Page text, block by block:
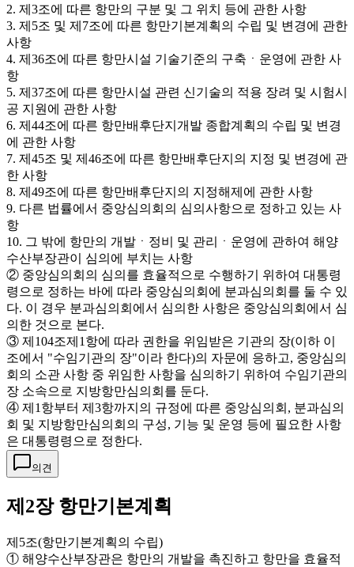
2. 제3조에 따른 항만의 구분 및 그 위치 등에 관한 사항
3. 제5조 및 제7조에 따른 항만기본계획의 수립 및 변경에 관한
사항
4. 제36조에 따른 항만시설 기술기준의 구축ㆍ운영에 관한 사
항
5. 제37조에 따른 항만시설 관련 신기술의 적용 장려 및 시험시
공 지원에 관한 사항
6. 제44조에 따른 항만배후단지개발 종합계획의 수립 및 변경
에 관한 사항
7. 제45조 및 제46조에 따른 항만배후단지의 지정 및 변경에 관
한 사항
8. 제49조에 따른 항만배후단지의 지정해제에 관한 사항
9. 다른 법률에서 중앙심의회의 심의사항으로 정하고 있는 사
항
10. 그 밖에 항만의 개발ㆍ정비 및 관리ㆍ운영에 관하여 해양
수산부장관이 심의에 부치는 사항
② 중앙심의회의 심의를 효율적으로 수행하기 위하여 대통령
령으로 정하는 바에 따라 중앙심의회에 분과심의회를 둘 수 있
다. 이 경우 분과심의회에서 심의한 사항은 중앙심의회에서 심
의한 것으로 본다.
③ 제104조제1항에 따라 권한을 위임받은 기관의 장(이하 이
조에서 "수임기관의 장"이라 한다)의 자문에 응하고, 중앙심의
회의 소관 사항 중 위임한 사항을 심의하기 위하여 수임기관의
장 소속으로 지방항만심의회를 둔다.
④ 제1항부터 제3항까지의 규정에 따른 중앙심의회, 분과심의
회 및 지방항만심의회의 구성, 기능 및 운영 등에 필요한 사항
은 대통령령으로 정한다.
의견
제2장 항만기본계획
제5조(항만기본계획의 수립)
① 해양수산부장관은 항만의 개발을 촉진하고 항만을 효율적